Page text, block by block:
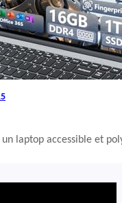
: un laptop accessible